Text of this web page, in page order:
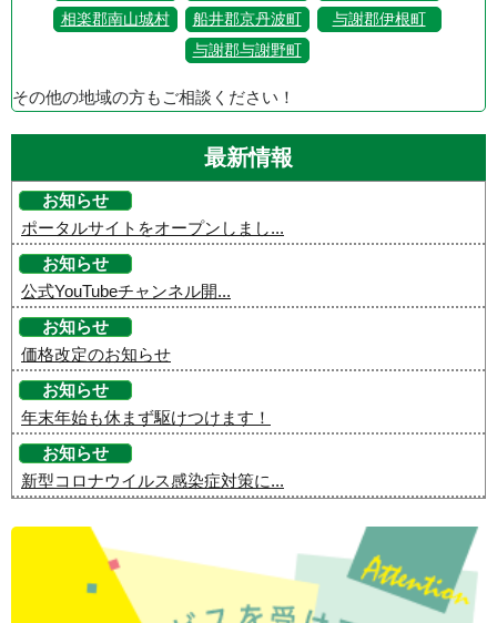
相楽郡南山城村
船井郡京丹波町
与謝郡伊根町
与謝郡与謝野町
その他の地域の方もご相談ください！
最新情報
お知らせ
ポータルサイトをオープンしまし...
お知らせ
公式YouTubeチャンネル開...
お知らせ
価格改定のお知らせ
お知らせ
年末年始も休まず駆けつけます！
お知らせ
新型コロナウイルス感染症対策に...